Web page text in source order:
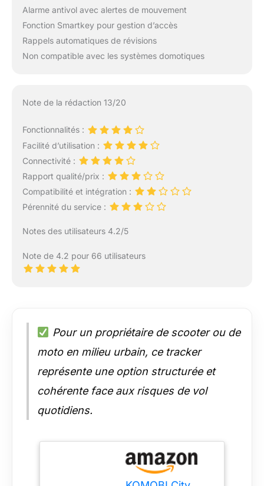
Alarme antivol avec alertes de mouvement
Fonction Smartkey pour gestion d’accès
Rappels automatiques de révisions
Non compatible avec les systèmes domotiques
Note de la rédaction 13/20
Fonctionnalités :
Facilité d’utilisation :
Connectivité :
Rapport qualité/prix :
Compatibilité et intégration :
Pérennité du service :
Notes des utilisateurs 4.2/5
Note de 4.2 pour 66 utilisateurs
Pour un propriétaire de scooter ou de
moto en milieu urbain, ce tracker
représente une option structurée et
cohérente face aux risques de vol
quotidiens.